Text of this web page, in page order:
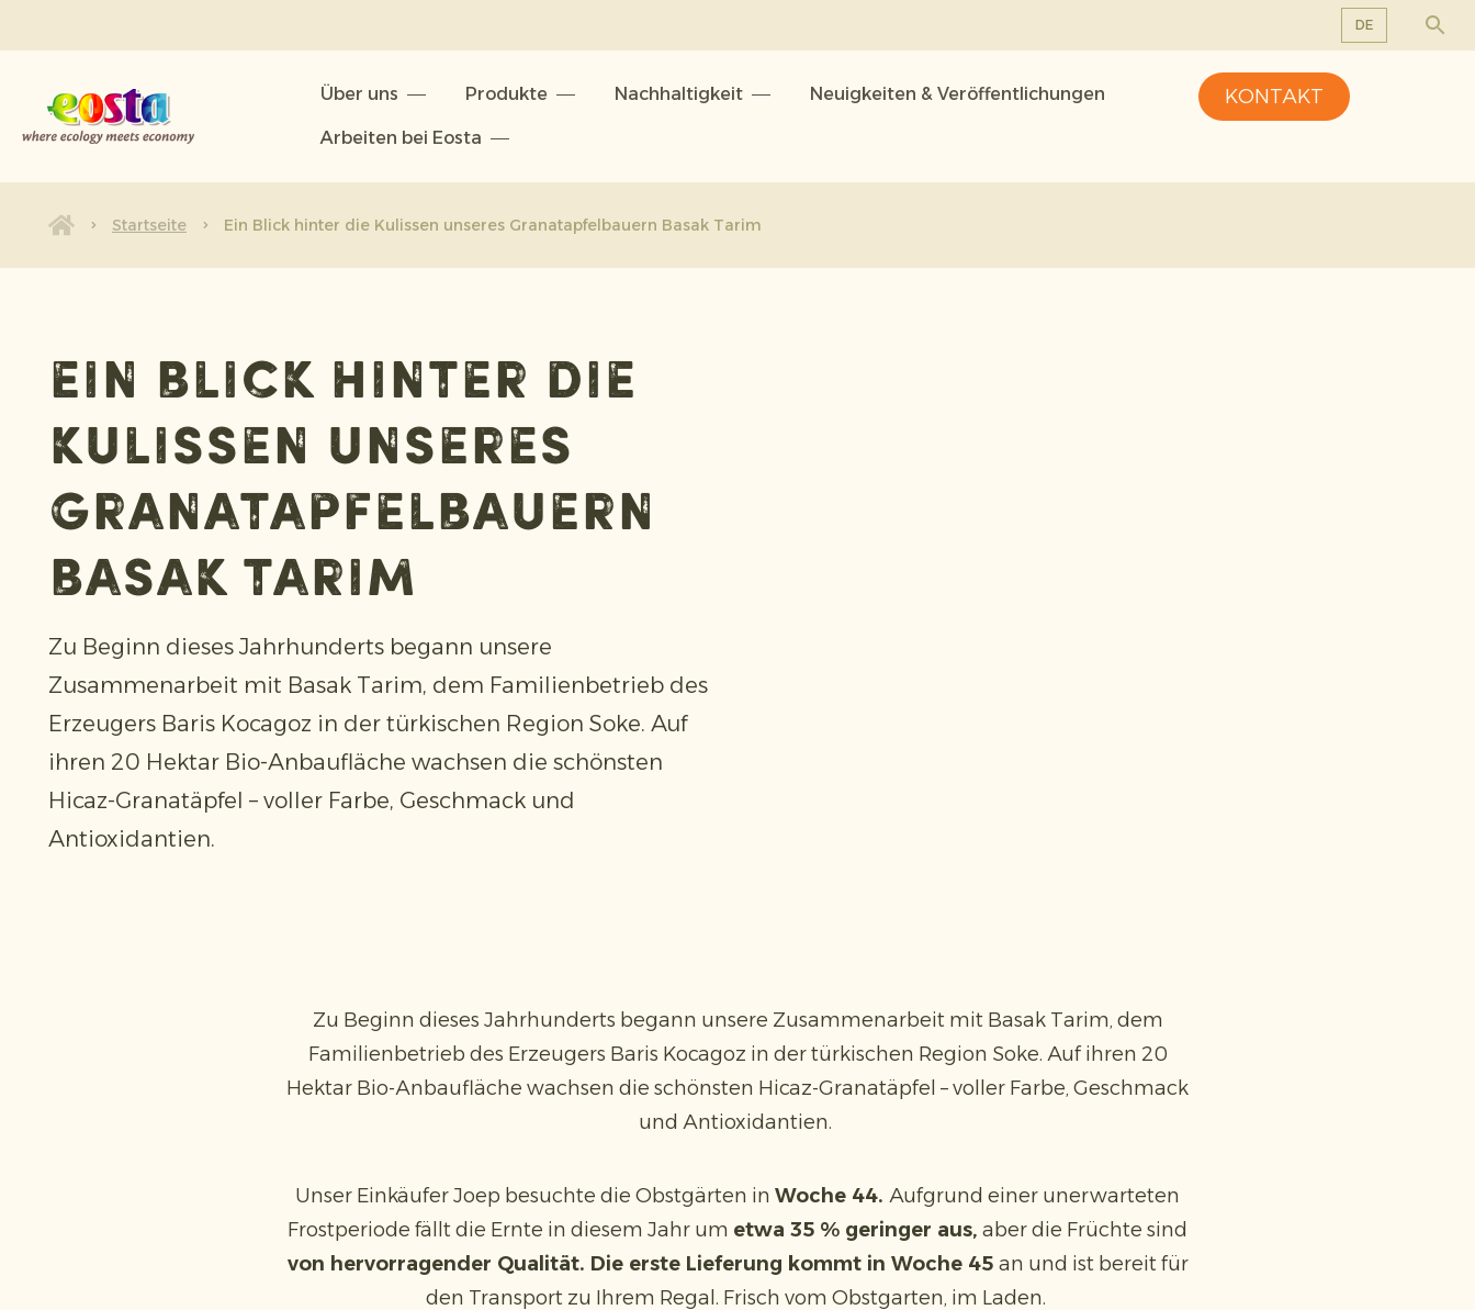
DE
NL
Über uns Produkte Nachhaltigkeit Neuigkeiten & Veröffentlichungen
Arbeiten bei Eosta
Über uns
Produkte
Neuigkeiten & Veröffentlichungen
KONTAKT
Startseite Ein Blick hinter die Kulissen unseres Granatapfelbauern Basak Tarim
Ein Blick hinter die
Kulissen unseres
Granatapfelbauern
Basak Tarim
Zu Beginn dieses Jahrhunderts begann unsere
Zusammenarbeit mit Basak Tarim, dem Familienbetrieb des
Erzeugers Baris Kocagoz in der türkischen Region Soke. Auf
ihren 20 Hektar Bio-Anbaufläche wachsen die schönsten
Hicaz-Granatäpfel – voller Farbe, Geschmack und
Antioxidantien.
Zu Beginn dieses Jahrhunderts begann unsere Zusammenarbeit mit Basak Tarim, dem
Familienbetrieb des Erzeugers Baris Kocagoz in der türkischen Region Soke. Auf ihren 20
Hektar Bio-Anbaufläche wachsen die schönsten Hicaz-Granatäpfel – voller Farbe, Geschmack
und Antioxidantien.
Unser Einkäufer Joep besuchte die Obstgärten in Woche 44. Aufgrund einer unerwarteten
Frostperiode fällt die Ernte in diesem Jahr um etwa 35 % geringer aus, aber die Früchte sind
von hervorragender Qualität. Die erste Lieferung kommt in Woche 45 an und ist bereit für
den Transport zu Ihrem Regal. Frisch vom Obstgarten, im Laden.